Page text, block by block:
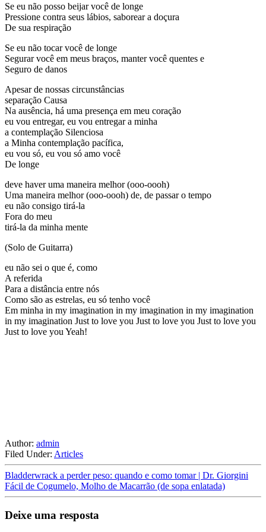
Se eu não posso beijar você de longe
Pressione contra seus lábios, saborear a doçura
De sua respiração
Se eu não tocar você de longe
Segurar você em meus braços, manter você quentes e
Seguro de danos
Apesar de nossas circunstâncias
separação Causa
Na ausência, há uma presença em meu coração
eu vou entregar, eu vou entregar a minha
a contemplação Silenciosa
a Minha contemplação pacífica,
eu vou só, eu vou só amo você
De longe
deve haver uma maneira melhor (ooo-oooh)
Uma maneira melhor (ooo-oooh) de, de passar o tempo
eu não consigo tirá-la
Fora do meu
tirá-la da minha mente
(Solo de Guitarra)
eu não sei o que é, como
A referida
Para a distância entre nós
Como são as estrelas, eu só tenho você
Em minha in my imagination in my imagination in my imagination
in my imagination Just to love you Just to love you Just to love you
Just to love you Yeah!
Author: admin
Filed Under: Articles
Bladderwrack a perder peso: quando e como tomar | Dr. Giorgini
Fácil de Cogumelo, Molho de Macarrão (de sopa enlatada)
Deixe uma resposta